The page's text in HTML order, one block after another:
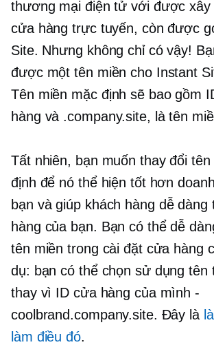
thương mại điện tử với được xây
cửa hàng trực tuyến, còn được
Site. Nhưng không chỉ có vậy!
được một tên miền cho Instant
Tên miền mặc định sẽ bao gồm
hàng và .company.site, là tên
Tất nhiên, bạn muốn thay đổi
định để nó thể hiện tốt hơn
bạn và giúp khách hàng dễ
hàng của bạn. Bạn có thể dễ
tên miền trong cài đặt cửa hàng
dụ: bạn có thể chọn sử dụng tên
thay vì ID cửa hàng của mình-
coolbrand.company.site. Đây là
làm điều đó.